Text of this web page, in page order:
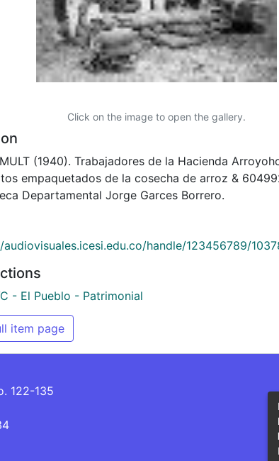
Click on the image to open the gallery.
(1940). Trabajadores de la Hacienda
empaquetados de la cosecha de arroz &
Departamental Jorge Garces Borrero.
handle/123456789/
- El Pueblo - Patrimonial
item page
122-135